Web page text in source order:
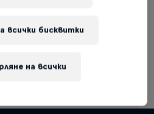
Pool
на всички
всички бисквитки